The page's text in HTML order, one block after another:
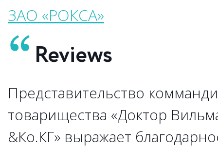
ЗАО «РОКСА»
Reviews
Представительство
товарищества «Доктор
&Ко.КГ» выражает
→
→
→